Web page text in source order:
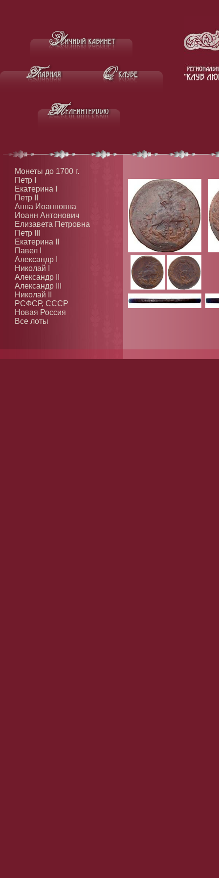
Монеты до 1700 г.
Петр I
Екатерина I
Петр II
Анна Иоанновна
Иоанн Антонович
Елизавета Петровна
Петр III
Екатерина II
Павел I
Александр I
Николай I
Александр II
Александр III
Николай II
РСФСР, СССР
Новая Россия
Все лоты